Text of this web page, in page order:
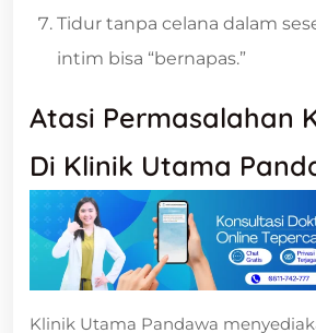
Tidur tanpa celana dalam
intim bisa “bernapas.”
Atasi Permasalahan
Di Klinik Utama
Klinik Utama Pandawa